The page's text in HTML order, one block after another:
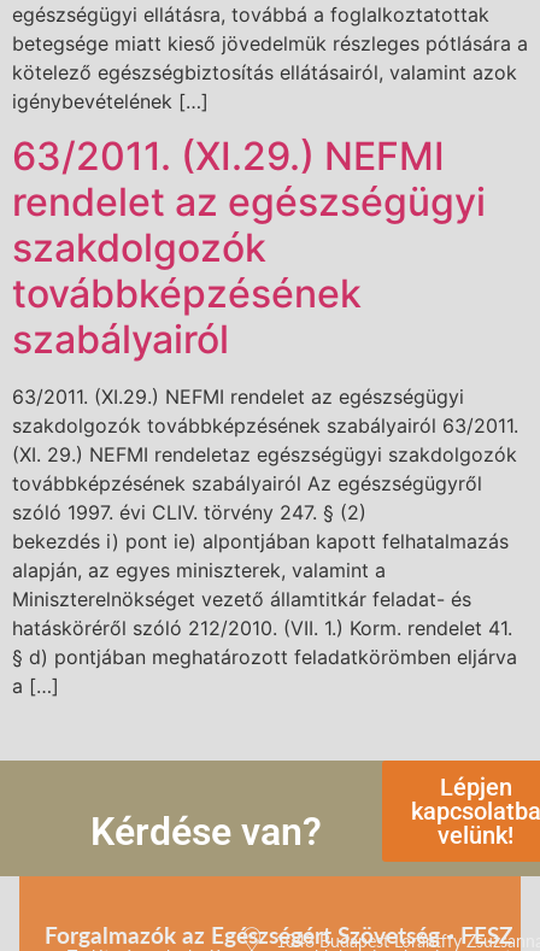
egészségügyi ellátásra, továbbá a foglalkoztatottak
betegsége miatt kieső jövedelmük részleges pótlására a
kötelező egészségbiztosítás ellátásairól, valamint azok
igénybevételének […]
63/2011. (XI.29.) NEFMI
rendelet az egészségügyi
szakdolgozók
továbbképzésének
szabályairól
63/2011. (XI.29.) NEFMI rendelet az egészségügyi
szakdolgozók továbbképzésének szabályairól 63/2011.
(XI. 29.) NEFMI rendeletaz egészségügyi szakdolgozók
továbbképzésének szabályairól Az egészségügyről
szóló 1997. évi CLIV. törvény 247. § (2)
bekezdés i) pont ie) alpontjában kapott felhatalmazás
alapján, az egyes miniszterek, valamint a
Miniszterelnökséget vezető államtitkár feladat- és
hatásköréről szóló 212/2010. (VII. 1.) Korm. rendelet 41.
§ d) pontjában meghatározott feladatkörömben eljárva
a […]
Kérdése van?
Lépjen
kapcsolatba
velünk!
Forgalmazók az Egészségért Szövetség - FESZ
1043 Budapest Lorántffy